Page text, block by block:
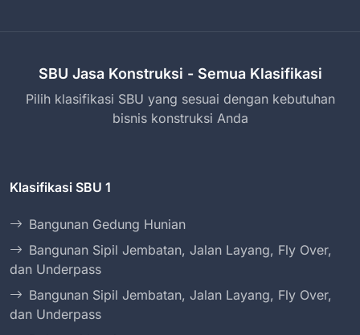
SBU Jasa Konstruksi - Semua Klasifikasi
Pilih klasifikasi SBU yang sesuai dengan kebutuhan
bisnis konstruksi Anda
Klasifikasi SBU 1
Bangunan Gedung Hunian
Bangunan Sipil Jembatan, Jalan Layang, Fly Over,
dan Underpass
Bangunan Sipil Jembatan, Jalan Layang, Fly Over,
dan Underpass